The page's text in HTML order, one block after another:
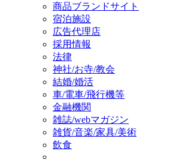
商品ブランドサイト
宿泊施設
広告代理店
採用情報
法律
神社/お寺/教会
結婚/婚活
車/電車/飛行機等
金融機関
雑誌/webマガジン
雑貨/音楽/家具/美術
飲食